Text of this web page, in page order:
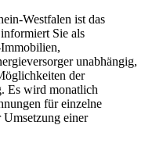
Westfalen ist das
Sie als
unabhängig,
der
Es wird monatlich
für einzelne
einer